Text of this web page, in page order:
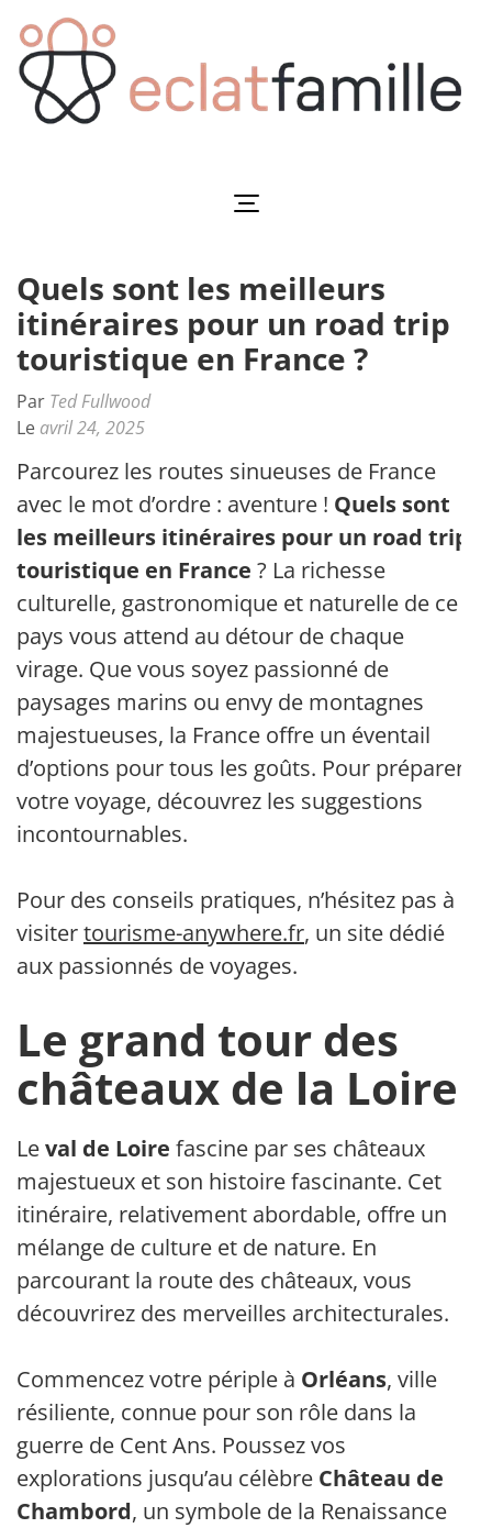
au
contenu
(Pressez
Quels sont les meilleurs
itinéraires pour un road trip
touristique en France ?
Par Ted Fullwood
Le avril 24, 2025
Parcourez les routes sinueuses de France
avec le mot d’ordre : aventure ! Quels sont
les meilleurs itinéraires pour un road trip
touristique en France ? La richesse
culturelle, gastronomique et naturelle de ce
pays vous attend au détour de chaque
virage. Que vous soyez passionné de
paysages marins ou envy de montagnes
majestueuses, la France offre un éventail
d’options pour tous les goûts. Pour préparer
votre voyage, découvrez les suggestions
incontournables.
Pour des conseils pratiques, n’hésitez pas à
visitertourisme-anywhere.fr, un site dédié
aux passionnés de voyages.
Le grand tour des
châteaux de la Loire
Leval de Loire fascine par ses châteaux
majestueux et son histoire fascinante. Cet
itinéraire, relativement abordable, offre un
mélange de culture et de nature. En
parcourant la route des châteaux, vous
découvrirez des merveilles architecturales.
Commencez votre périple à Orléans, ville
résiliente, connue pour son rôle dans la
guerre de Cent Ans. Poussez vos
explorations jusqu’au célèbre Château de
Chambord, un symbole de la Renaissance